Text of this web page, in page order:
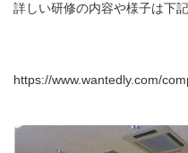
詳しい研修の内容や様子は下
https://www.wantedly.com/